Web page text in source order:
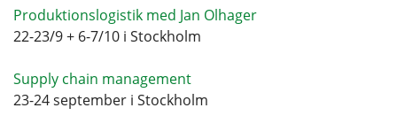
Produktionslogistik med Jan Olhager
22-23/9 + 6-7/10 i Stockholm
Supply chain management
23-24 september i Stockholm